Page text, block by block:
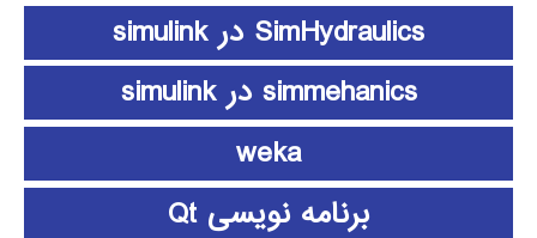
SimHydraulics در simulink
simmehanics در simulink
weka
برنامه نویسی Qt